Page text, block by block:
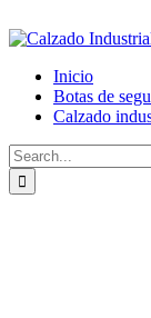
to
Inicio
Botas de
Calzado
Search
for: